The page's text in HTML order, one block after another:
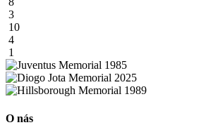
3
10
4
1
O nás